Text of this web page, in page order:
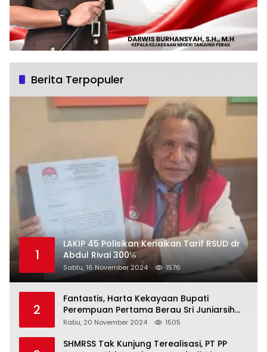
Berita Terpopuler
1
LAKIP 45 Polisikan Kenaikan Tarif RSUD dr
Abdul Rivai 300℅
Sabtu, 16 November 2024 1576
2
Fantastis, Harta Kekayaan Bupati
Perempuan Pertama Berau Sri Juniarsih
Mas Naik Rp20 Miliar Selama Menjabat
Rabu, 20 November 2024 1505
SHMRSS Tak Kunjung Terealisasi, PT PP